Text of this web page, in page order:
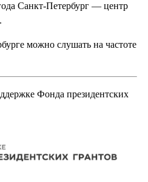
Санкт-Петербург — центр
можно слушать на частоте
Фонда президентских